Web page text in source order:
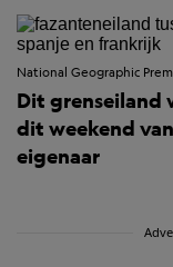
National Geographic
Dit grenseiland
dit weekend van
eigenaar